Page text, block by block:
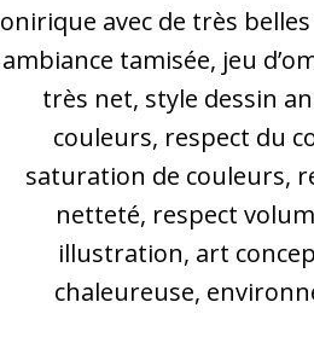
onirique avec de très
ambiance tamisée, jeu
très net, style dessin
couleurs, respect du
saturation de couleurs,
netteté, respect
illustration, art
chaleureuse,